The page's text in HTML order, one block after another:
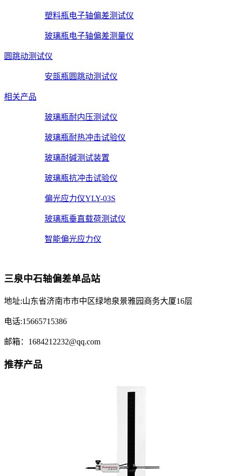
塑料瓶电子轴偏差测试仪
玻璃瓶电子轴偏差测量仪
圆跳动测试仪
安瓿瓶圆跳动测试仪
相关产品
玻璃瓶耐内压测试仪
玻璃瓶耐热冲击试验仪
玻璃耐碱测试装置
玻璃瓶抗冲击试验仪
偏光应力仪YLY-03S
玻璃瓶垂直载荷测试仪
智能偏光应力仪
三泉中石轴偏差单品站
地址:山东省济南市市中区绿地泉景雅园商务大厦16层
电话:15665715386
邮箱：1684212232@qq.com
推荐产品